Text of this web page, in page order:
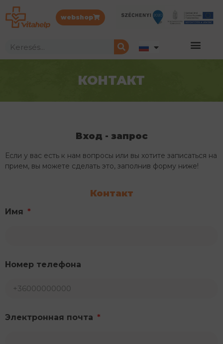
webshop
КОНТАКТ
Вход - запрос
Если у вас есть к нам вопросы или вы хотите записаться на
прием, вы можете сделать это, заполнив форму ниже!
Контакт
Имя
Номер телефона
Электронная почта